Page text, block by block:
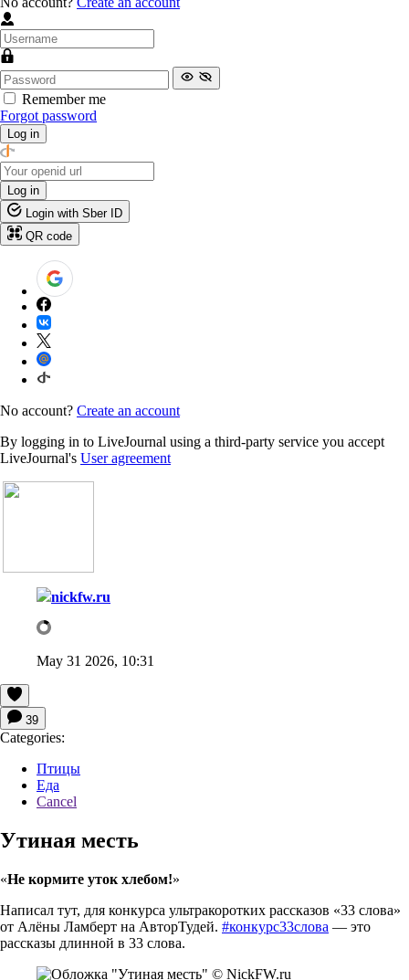
Remember me
Forgot password
Log in
Log in
Login with Sber ID
QR code
No account? Create an account
By logging in to LiveJournal using a third-party service you accept
LiveJournal's User agreement
nickfw.ru
May 31 2026, 10:31
39
Categories:
Птицы
Еда
Cancel
Утиная месть
«Не кормите уток хлебом!»
Написал тут, для конкурса ультракоротких рассказов «33 слова»
от Алёны Ламберт на АвторТудей. #конкурс33слова — это
рассказы длинной в 33 слова.